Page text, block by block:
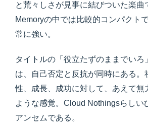
と荒々しさが見事に結びついた楽曲
Memoryの中では比較的コンパクト
常に強い。
タイトルの「役立たずのままでいろ
は、自己否定と反抗が同時にある。
性、成長、成功に対して、あえて無
ような感覚。Cloud Nothingsらしい
アンセムである。